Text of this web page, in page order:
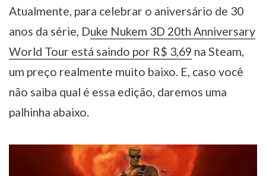
Atualmente, para celebrar o aniversário de 30
anos da série, Duke Nukem 3D 20th Anniversary
World Tour está saindo por R$ 3,69 na Steam,
um preço realmente muito baixo. E, caso você
não saiba qual é essa edição, daremos uma
palhinha abaixo.